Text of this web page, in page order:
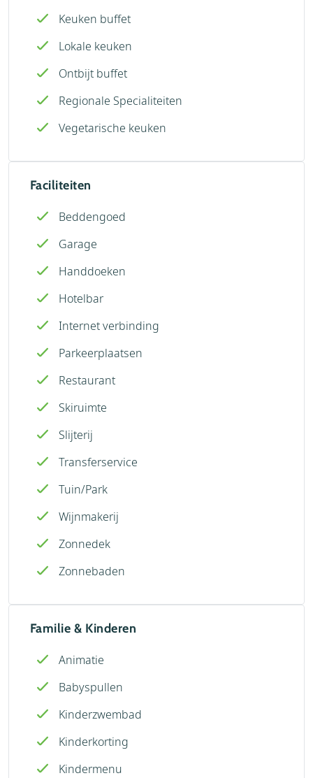
Keuken buffet
Lokale keuken
Ontbijt buffet
Regionale Specialiteiten
Vegetarische keuken
Faciliteiten
Beddengoed
Garage
Handdoeken
Hotelbar
Internet verbinding
Parkeerplaatsen
Restaurant
Skiruimte
Slijterij
Transferservice
Tuin/Park
Wijnmakerij
Zonnedek
Zonnebaden
Familie & Kinderen
Animatie
Babyspullen
Kinderzwembad
Kinderkorting
Kindermenu